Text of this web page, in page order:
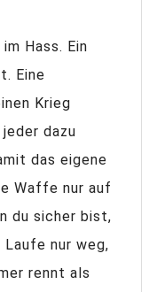
Hass. Ein
Eine
Krieg
dazu
das eigene
Waffe nur auf
du sicher bist,
nur weg,
rennt als